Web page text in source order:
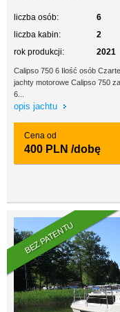
liczba osób:
6
liczba kabin:
2
rok produkcji:
2021
Calipso 750 6 Ilość osób
jachty motorowe Calipso 750
6...
opis jachtu
Cena od
400 PLN /dobę
BEZ PATENTU